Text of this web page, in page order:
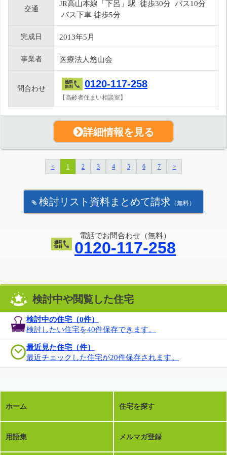
交通
JR高山本線「下呂」駅 徒歩30分 バス10分
バス下車 徒歩5分
完成日 2013年5月
事業者 医療法人悠山会
問合わせ 0120-117-258
【高齢者住まい相談室】
詳細情報を見る
< 1 2 3 4 5 6 7 >
検討リスト資料まとめて請求 （無料）
電話でお問合わせ（無料）
0120-117-258
検討中や閲覧した住宅
検討中の住宅（0件）
検討したい住宅を40件保存できます。
最近見た住宅（件）
最近チェックした住宅が20件保存されます。
ホーム 住宅を探す
用語集 メルマガ登録